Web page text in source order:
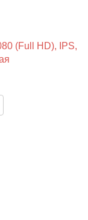
(Full HD), IPS,